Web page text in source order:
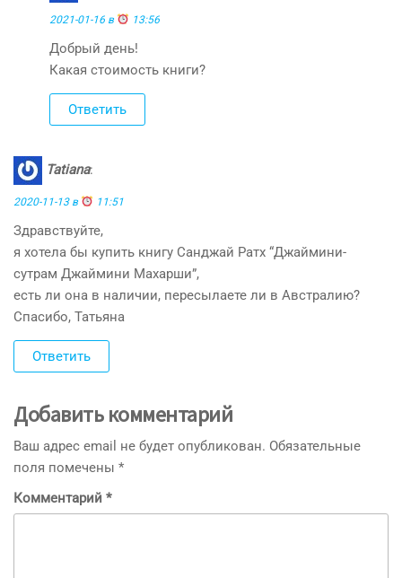
2021-01-16 в 13:56
Добрый день!
Какая стоимость книги?
Ответить
Tatiana:
2020-11-13 в 11:51
Здравствуйте,
я хотела бы купить книгу Санджай Ратх “Джаймини-
сутрам Джаймини Махарши”,
есть ли она в наличии, пересылаете ли в Австралию?
Спасибо, Татьяна
Ответить
Добавить комментарий
Ваш адрес email не будет опубликован. Обязательные
поля помечены *
Комментарий *